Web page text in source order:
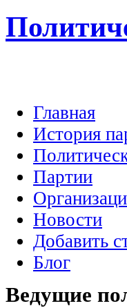
Главная
История
Партии
Новости
Добавить
Блог
Ведущие